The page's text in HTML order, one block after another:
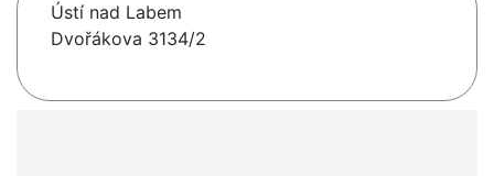
Ústí nad Labem
Dvořákova 3134/2